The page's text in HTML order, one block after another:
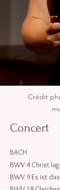
Crédit
Concert
BACH
BWV 4 Christ
BWV 9 Es ist